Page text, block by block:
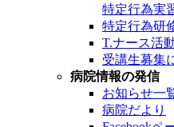
特定行為実
特定行為研
T.ナース活
受講生募集
病院情報の発信
お知らせ一
病院だより